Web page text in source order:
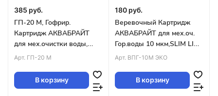
385 руб.
ГП-20 М, Гофрир.
Картридж АКВАБРАЙТ
для мех.очистки воды,
Пористость 20 мкм.,SLIM
Арт. ГП-20 М
В корзину
180 руб.
Веревочный Картридж
АКВАБРАЙТ для мех.оч.
Гор.воды 10 мкм,SLIM LINE
10"
Арт. ВПГ-10М ЭКО
В корзину